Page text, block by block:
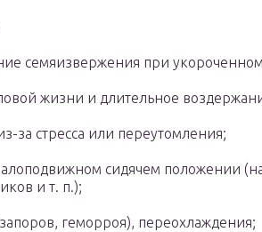
семяизвержения при
жизни и длительное
за стресса или переутомления;
сидячем положении
и т. п.);
геморроя), переохлаждения;